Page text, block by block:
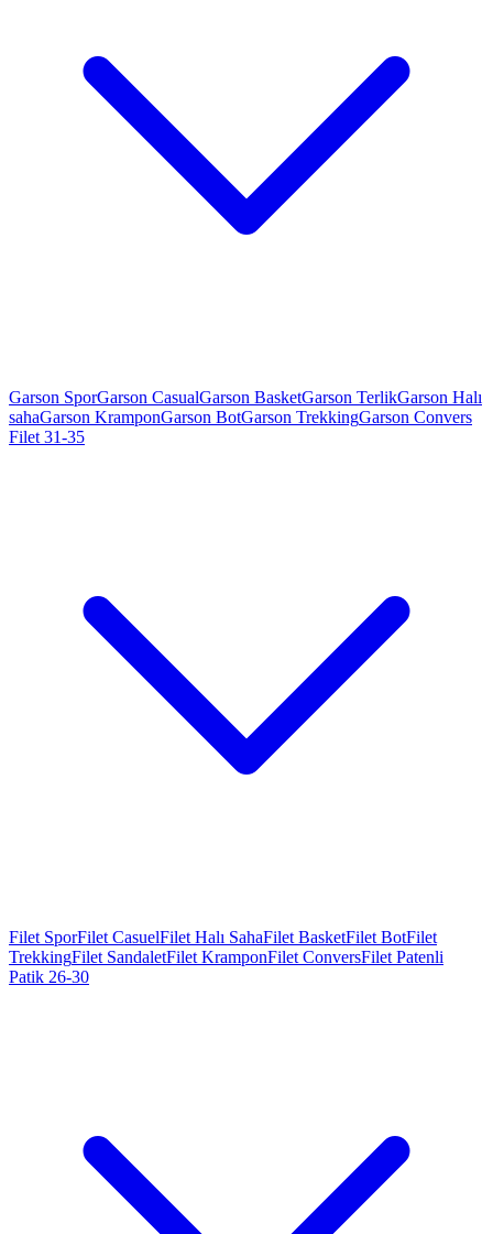
Garson SporGarson CasualGarson BasketGarson TerlikGarson Halı
sahaGarson KramponGarson BotGarson TrekkingGarson Convers
Filet 31-35
Filet SporFilet CasuelFilet Halı SahaFilet BasketFilet BotFilet
TrekkingFilet SandaletFilet KramponFilet ConversFilet Patenli
Patik 26-30